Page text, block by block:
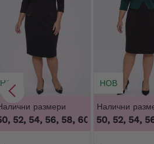
НОВ
размери
52, 54, 56, 58, 60, 62, 64,48,
НОВ
Налични
48, 50, 52, 54,